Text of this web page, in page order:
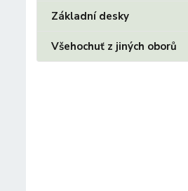
Základní desky
Všehochuť z jiných oborů